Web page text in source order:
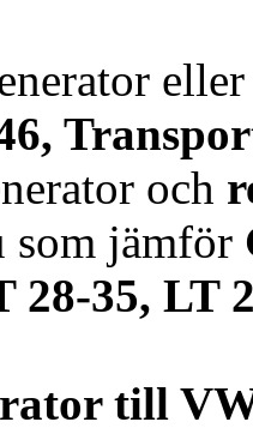
och
som jämför
28-35, LT
till